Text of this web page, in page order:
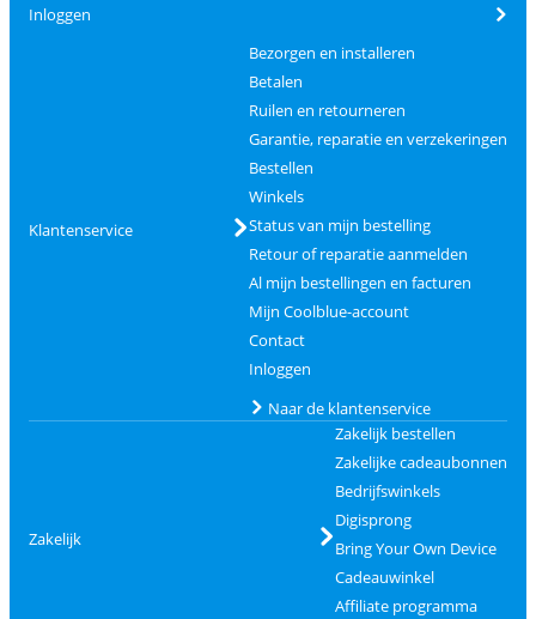
Inloggen
Klantenservice
Bezorgen en installeren
Betalen
Ruilen en retourneren
Garantie, reparatie en verzekeringen
Bestellen
Winkels
Status van mijn bestelling
Retour of reparatie aanmelden
Al mijn bestellingen en facturen
Mijn Coolblue-account
Contact
Inloggen
Naar de klantenservice
Zakelijk
Zakelijk bestellen
Zakelijke cadeaubonnen
Bedrijfswinkels
Digisprong
Bring Your Own Device
Cadeauwinkel
Affiliate programma